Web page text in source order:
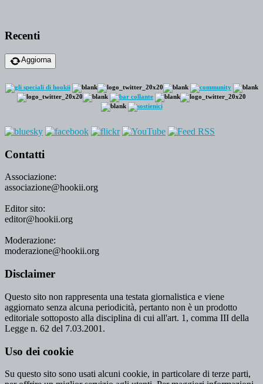
Recenti
Aggiorna
Contatti
Associazione:
associazione@hookii.org
Editor sito:
editor@hookii.org
Moderazione:
moderazione@hookii.org
Disclaimer
Questo sito non rappresenta una testata giornalistica e viene
aggiornato senza alcuna periodicità, pertanto non è un prodotto
editoriale sottoposto alla disciplina di cui all'art. 1, comma III della
Legge n. 62 del 7.03.2001.
Uso dei cookie
Su questo sito sono usati alcuni cookie, in particolare di terze parti,